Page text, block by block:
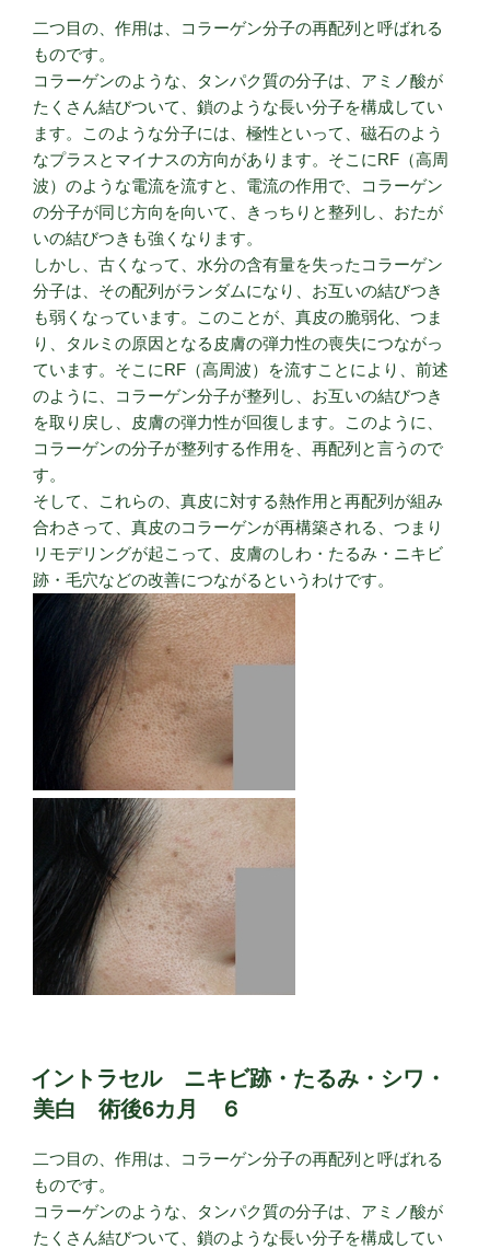
頬
た
る
み
３”
の
二つ目の、作用は、コラーゲン分子の再配列と呼ばれる
ものです。
コラーゲンのような、タンパク質の分子は、アミノ酸が
たくさん結びついて、鎖のような長い分子を構成してい
ます。このような分子には、極性といって、磁石のよう
なプラスとマイナスの方向があります。そこにRF（高周
波）のような電流を流すと、電流の作用で、コラーゲン
の分子が同じ方向を向いて、きっちりと整列し、おたが
いの結びつきも強くなります。
しかし、古くなって、水分の含有量を失ったコラーゲン
分子は、その配列がランダムになり、お互いの結びつき
も弱くなっています。このことが、真皮の脆弱化、つま
り、タルミの原因となる皮膚の弾力性の喪失につながっ
ています。そこにRF（高周波）を流すことにより、前述
のように、コラーゲン分子が整列し、お互いの結びつき
を取り戻し、皮膚の弾力性が回復します。このように、
コラーゲンの分子が整列する作用を、再配列と言うので
す。
そして、これらの、真皮に対する熱作用と再配列が組み
合わさって、真皮のコラーゲンが再構築される、つまり
リモデリングが起こって、皮膚のしわ・たるみ・ニキビ
跡・毛穴などの改善につながるというわけです。
イントラセル ニキビ跡・たるみ・シワ・
美白 術後6カ月 ６
二つ目の、作用は、コラーゲン分子の再配列と呼ばれる
ものです。
コラーゲンのような、タンパク質の分子は、アミノ酸が
たくさん結びついて、鎖のような長い分子を構成してい